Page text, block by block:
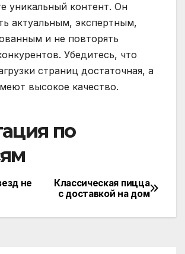
уникальный контент. Он
актуальным, экспертным,
и не повторять
Убедитесь, что
страниц достаточная, а
высокое качество.
по
Классическая пицца
с доставкой на дом
не